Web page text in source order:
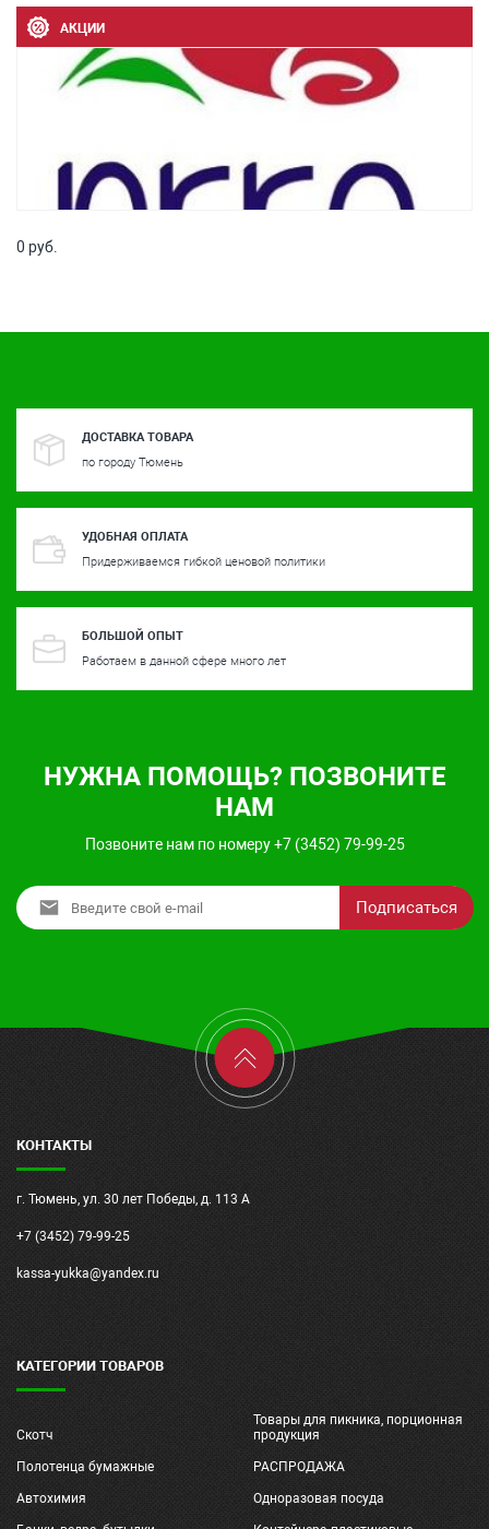
АКЦИИ
0 руб.
ДОСТАВКА ТОВАРА
по городу Тюмень
УДОБНАЯ ОПЛАТА
Придерживаемся гибкой ценовой политики
БОЛЬШОЙ ОПЫТ
Работаем в данной сфере много лет
НУЖНА ПОМОЩЬ? ПОЗВОНИТЕ
НАМ
Позвоните нам по номеру +7 (3452) 79-99-25
Подписаться
КОНТАКТЫ
г. Тюмень, ул. 30 лет Победы, д. 113 А
+7 (3452) 79-99-25
kassa-yukka@yandex.ru
КАТЕГОРИИ ТОВАРОВ
Скотч
Товары для пикника, порционная
продукция
Полотенца бумажные РАСПРОДАЖА
Автохимия Одноразовая посуда